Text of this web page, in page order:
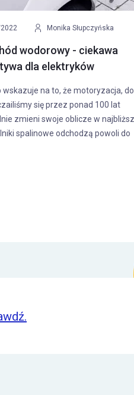
jest
się przez
w...
09/12/2022
Holowanie
bezpiecznie?
Holowanie
temat w
związku z tym
obowiązują w